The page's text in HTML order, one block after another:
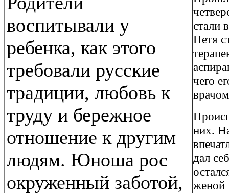
воспитывали у
ребенка, как этого
требовали русские
традиции, любовь к
труду и бережное
отношение к другим
людям. Юноша рос
окруженный заботой,
стали
Петя
чего
них.
дал
женой